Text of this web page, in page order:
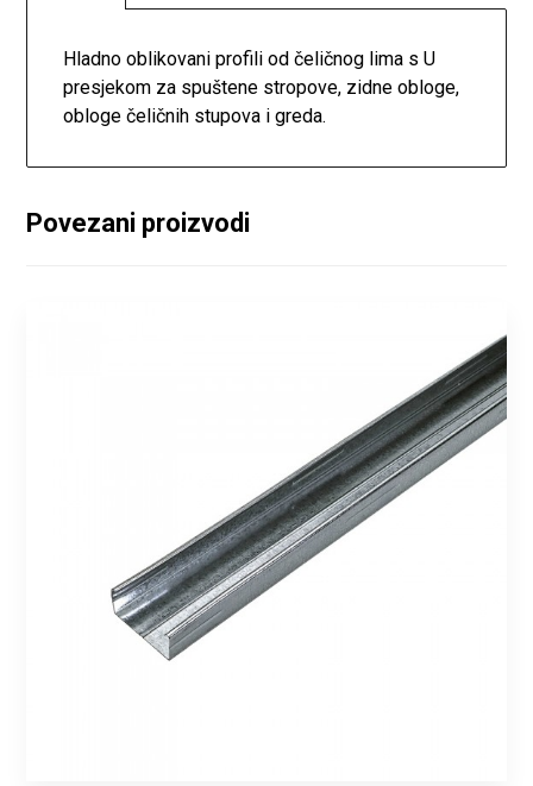
Hladno oblikovani profili od čeličnog lima s U
presjekom za spuštene stropove, zidne obloge,
obloge čeličnih stupova i greda.
Povezani proizvodi